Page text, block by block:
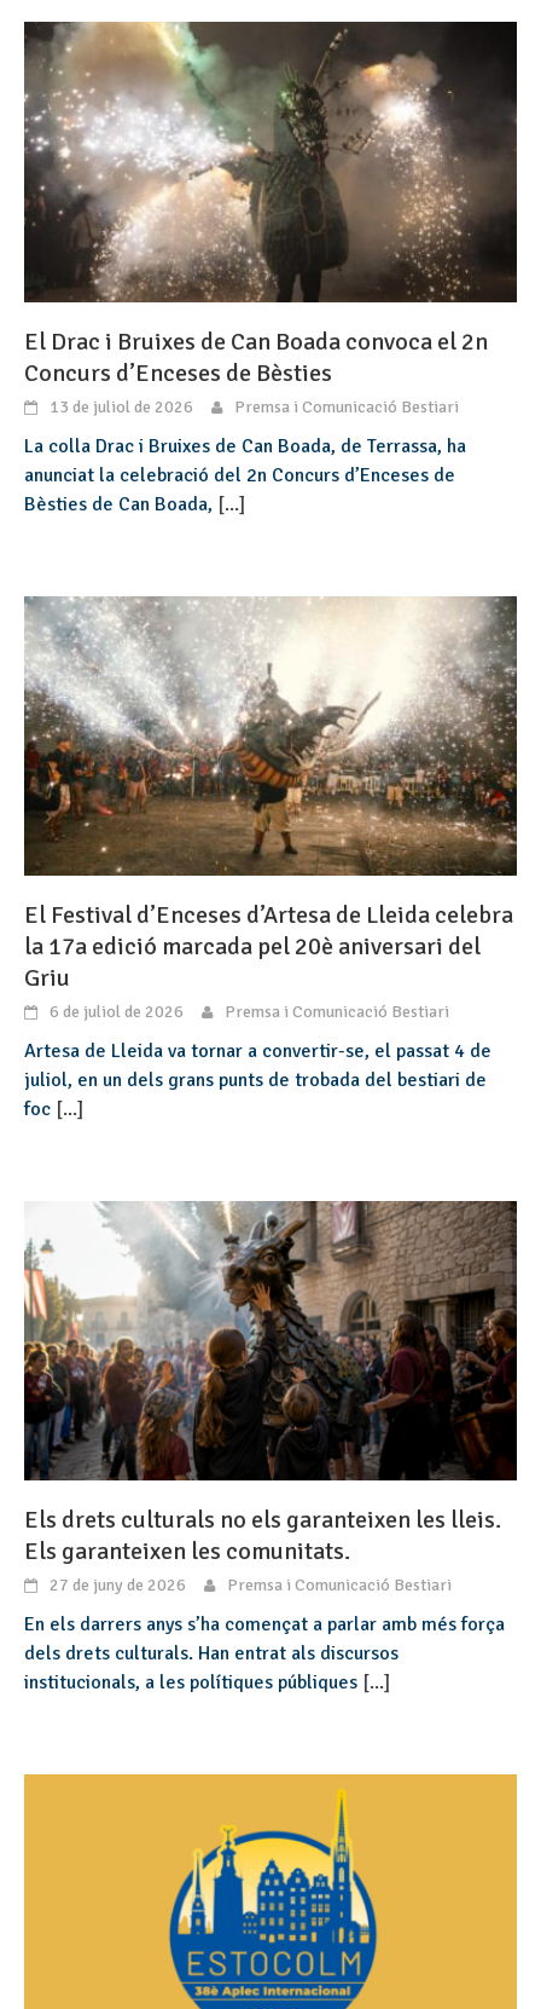
El Drac i Bruixes de Can Boada convoca el 2n
Concurs d’Enceses de Bèsties
13 de juliol de 2026 Premsa i Comunicació Bestiari
La colla Drac i Bruixes de Can Boada, de Terrassa, ha
anunciat la celebració del 2n Concurs d’Enceses de
Bèsties de Can Boada, [...]
El Festival d’Enceses d’Artesa de Lleida celebra
la 17a edició marcada pel 20è aniversari del
Griu
6 de juliol de 2026 Premsa i Comunicació Bestiari
Artesa de Lleida va tornar a convertir-se, el passat 4 de
juliol, en un dels grans punts de trobada del bestiari de
foc [...]
Els drets culturals no els garanteixen les lleis.
Els garanteixen les comunitats.
27 de juny de 2026 Premsa i Comunicació Bestiari
En els darrers anys s’ha començat a parlar amb més força
dels drets culturals. Han entrat als discursos
institucionals, a les polítiques públiques [...]